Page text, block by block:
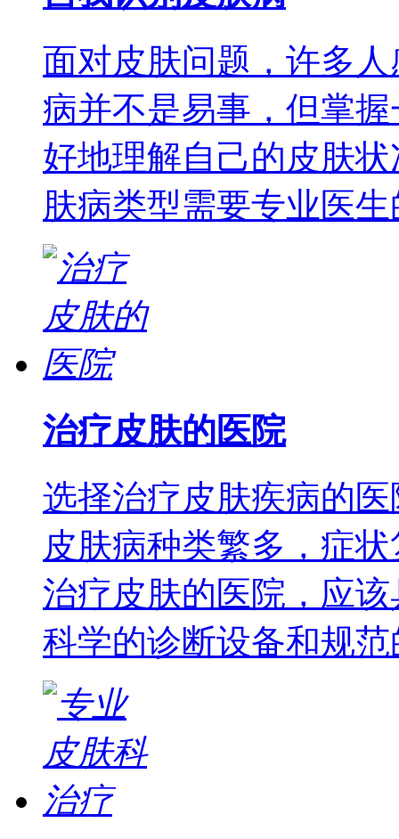
面对皮肤问题，许多
病并不是易事，但掌
好地理解自己的皮肤
肤病类型需要专业医
治疗皮肤的医院
选择治疗皮肤疾病的
皮肤病种类繁多，症
治疗皮肤的医院，应
科学的诊断设备和规